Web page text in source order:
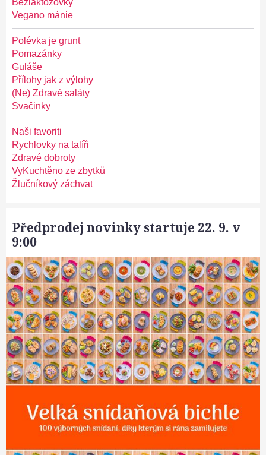
Vegano mánie
Polévka je grunt
Pomazánky
Guláše
Přílohy jak z výlohy
(Ne) Zdravé saláty
Svačinky
Naši favoriti
Rychlovky na talíři
Zdravé dobroty
VyKuchtěno ze zbytků
Žlučníkový záchvat
Předprodej novinky startuje 22. 9. v
9:00